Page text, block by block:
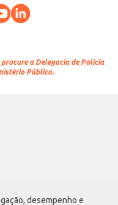
desempenho e
a Delegacia de Polícia
Público.